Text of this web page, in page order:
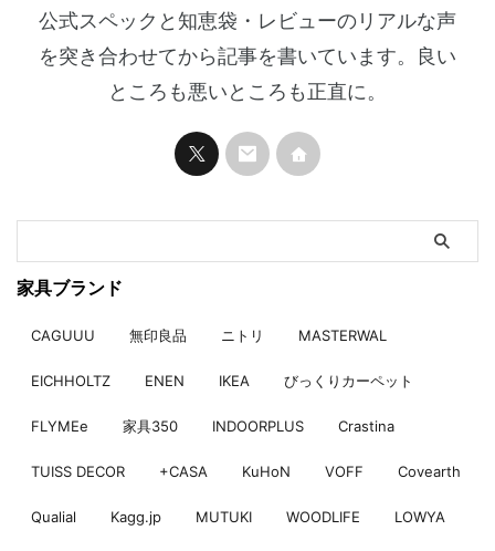
公式スペックと知恵袋・レビューのリアルな声
を突き合わせてから記事を書いています。良い
ところも悪いところも正直に。
家具ブランド
CAGUUU 無印良品 ニトリ MASTERWAL
EICHHOLTZ ENEN IKEA びっくりカーペット
FLYMEe 家具350 INDOORPLUS Crastina
TUISS DECOR +CASA KuHoN VOFF Covearth
Qualial Kagg.jp MUTUKI WOODLIFE LOWYA